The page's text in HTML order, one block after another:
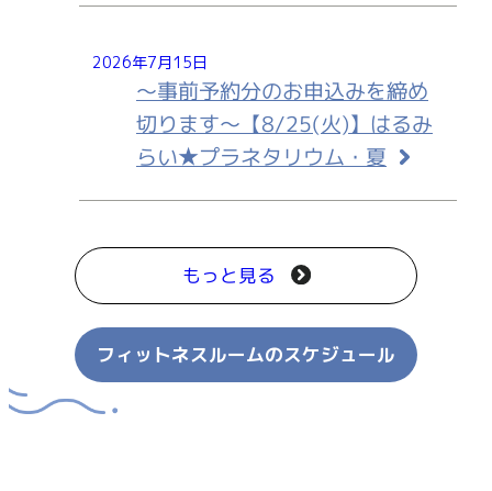
2026年7月15日
～事前予約分のお申込みを締め
切ります～【8/25(火)】はるみ
らい★プラネタリウム・夏
フィットネスルームのスケジュール
もっと見る